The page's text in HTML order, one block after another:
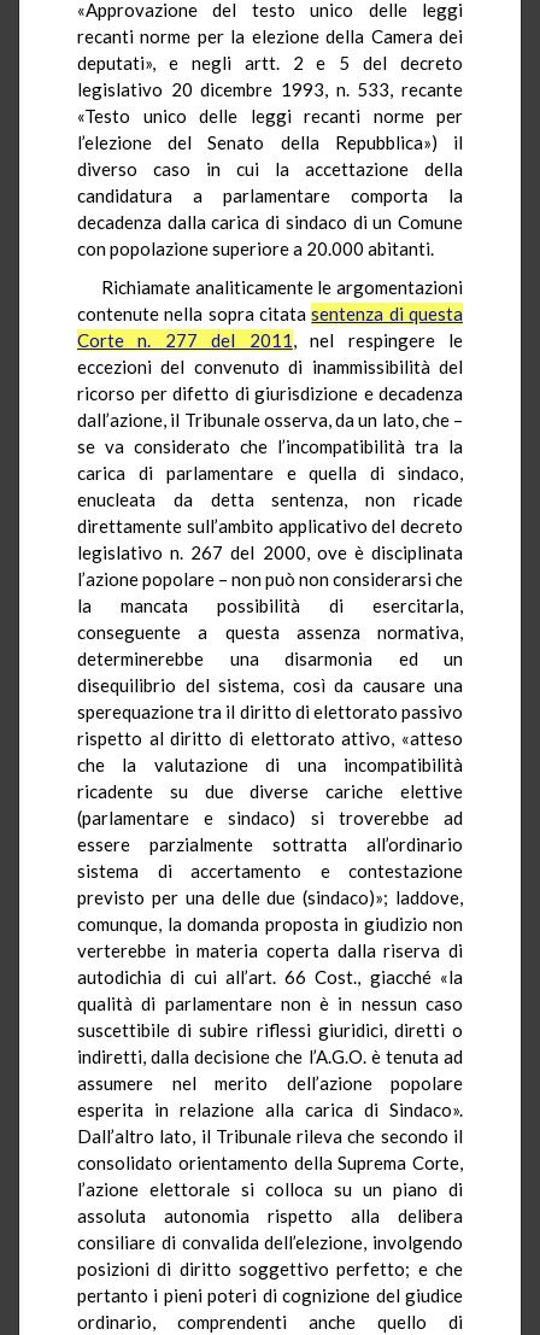
«Approvazione del testo unico delle leggi
recanti norme per la elezione della Camera dei
deputati», e negli artt. 2 e 5 del decreto
legislativo 20 dicembre 1993, n. 533, recante
«Testo unico delle leggi recanti norme per
l’elezione del Senato della Repubblica») il
diverso caso in cui la accettazione della
candidatura a parlamentare comporta la
decadenza dalla carica di sindaco di un Comune
con popolazione superiore a 20.000 abitanti.
Richiamate analiticamente le argomentazioni
contenute nella sopra citatasentenza di questa
Corte n. 277 del 2011, nel respingere le
eccezioni del convenuto di inammissibilità del
ricorso per difetto di giurisdizione e decadenza
dall’azione, il Tribunale osserva, da un lato, che –
se va considerato che l’incompatibilità tra la
carica di parlamentare e quella di sindaco,
enucleata da detta sentenza, non ricade
direttamente sull’ambito applicativo del decreto
legislativo n. 267 del 2000, ove è disciplinata
l’azione popolare – non può non considerarsi che
la mancata possibilità di esercitarla,
conseguente a questa assenza normativa,
determinerebbe una disarmonia ed un
disequilibrio del sistema, così da causare una
sperequazione tra il diritto di elettorato passivo
rispetto al diritto di elettorato attivo, «atteso
che la valutazione di una incompatibilità
ricadente su due diverse cariche elettive
(parlamentare e sindaco) si troverebbe ad
essere parzialmente sottratta all’ordinario
sistema di accertamento e contestazione
previsto per una delle due (sindaco)»; laddove,
comunque, la domanda proposta in giudizio non
verterebbe in materia coperta dalla riserva di
autodichia di cui all’art. 66 Cost., giacché «la
qualità di parlamentare non è in nessun caso
suscettibile di subire riflessi giuridici, diretti o
indiretti, dalla decisione che l’A.G.O. è tenuta ad
assumere nel merito dell’azione popolare
esperita in relazione alla carica di Sindaco».
Dall’altro lato, il Tribunale rileva che secondo il
consolidato orientamento della Suprema Corte,
l’azione elettorale si colloca su un piano di
assoluta autonomia rispetto alla delibera
consiliare di convalida dell’elezione, involgendo
posizioni di diritto soggettivo perfetto; e che
pertanto i pieni poteri di cognizione del giudice
ordinario, comprendenti anche quello di